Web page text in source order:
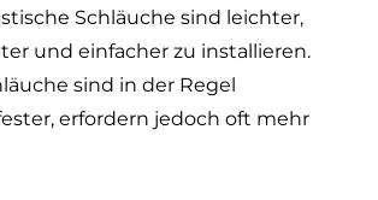
Schläuche sind leichter,
und einfacher zu installieren.
sind in der Regel
erfordern jedoch oft mehr